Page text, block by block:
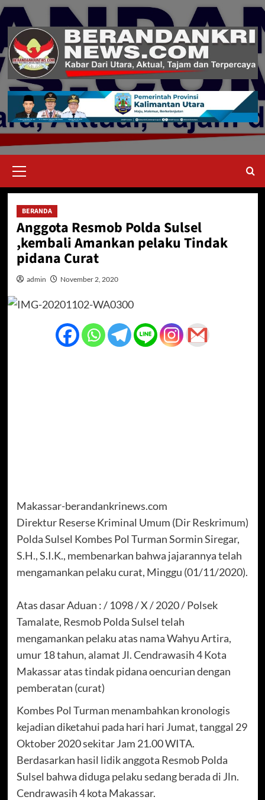
Skip
content
Menu
BERANDA
Anggota Resmob Polda Sulsel
,kembali Amankan pelaku Tindak
pidana Curat
admin November 2, 2020
Makassar-berandankrinews.com
Direktur Reserse Kriminal Umum (Dir Reskrimum)
Polda Sulsel Kombes Pol Turman Sormin Siregar,
S.H., S.I.K., membenarkan bahwa jajarannya telah
mengamankan pelaku curat, Minggu (01/11/2020).
Atas dasar Aduan : / 1098 / X / 2020 / Polsek
Tamalate, Resmob Polda Sulsel telah
mengamankan pelaku atas nama Wahyu Artira,
umur 18 tahun, alamat Jl. Cendrawasih 4 Kota
Makassar atas tindak pidana oencurian dengan
pemberatan (curat)
Kombes Pol Turman menambahkan kronologis
kejadian diketahui pada hari hari Jumat, tanggal 29
Oktober 2020 sekitar Jam 21.00 WITA.
Berdasarkan hasil lidik anggota Resmob Polda
Sulsel bahwa diduga pelaku sedang berada di Jln.
Cendrawasih 4 kota Makassar.